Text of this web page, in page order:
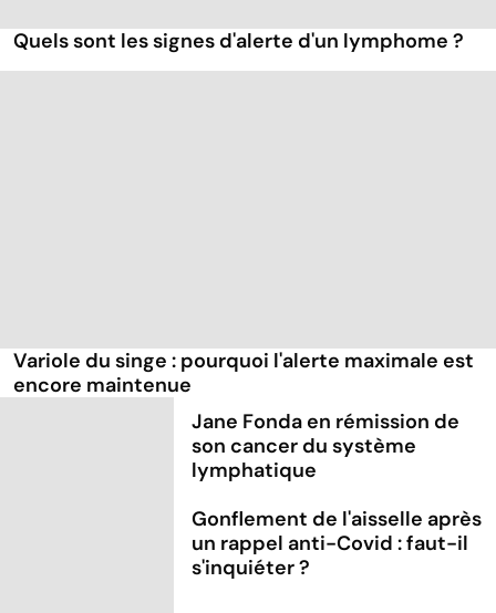
Quels sont les signes d'alerte d'un lymphome ?
Variole du singe : pourquoi l'alerte maximale est
encore maintenue
Jane Fonda en rémission de
son cancer du système
lymphatique
Gonflement de l'aisselle après
un rappel anti-Covid : faut-il
s'inquiéter ?